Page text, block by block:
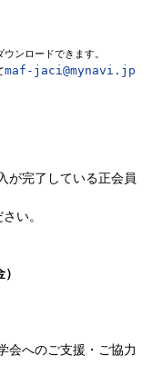
ンロードできます。
maf-jaci@mynavi.jp
が完了している正会員
い。
会へのご支援・ご協力